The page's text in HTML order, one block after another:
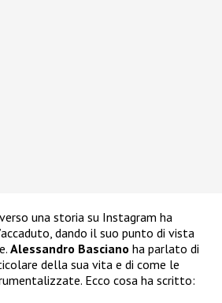
una storia su Instagram ha
dando il suo punto di vista
Alessandro Basciano ha parlato di
della sua vita e di come le
Ecco cosa ha scritto: